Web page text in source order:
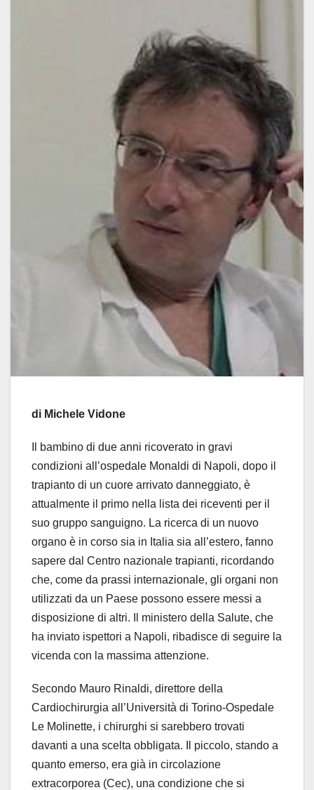
di Michele Vidone
Il bambino di due anni ricoverato in gravi
condizioni all’ospedale Monaldi di Napoli, dopo il
trapianto di un cuore arrivato danneggiato, è
attualmente il primo nella lista dei riceventi per il
suo gruppo sanguigno. La ricerca di un nuovo
organo è in corso sia in Italia sia all’estero, fanno
sapere dal Centro nazionale trapianti, ricordando
che, come da prassi internazionale, gli organi non
utilizzati da un Paese possono essere messi a
disposizione di altri. Il ministero della Salute, che
ha inviato ispettori a Napoli, ribadisce di seguire la
vicenda con la massima attenzione.
Secondo Mauro Rinaldi, direttore della
Cardiochirurgia all’Università di Torino-Ospedale
Le Molinette, i chirurghi si sarebbero trovati
davanti a una scelta obbligata. Il piccolo, stando a
quanto emerso, era già in circolazione
extracorporea (Cec), una condizione che si